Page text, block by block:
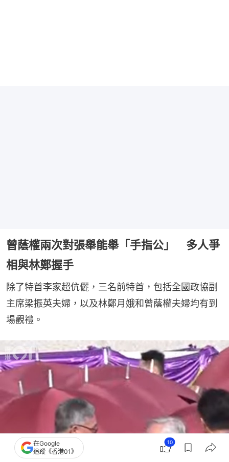
曾蔭權兩次對張舉能舉「手指公」 多人爭
相與林鄭握手
除了特首李家超伉儷，三名前特首，包括全國政協副
主席梁振英夫婦，以及林鄭月娥和曾蔭權夫婦均有到
場觀禮。
在Google
追蹤《香港01》
10